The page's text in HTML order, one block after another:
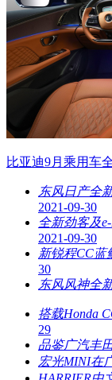
比亚迪9月乘用车
东风日产全
2021-09-30
全新劲客及
2021-09-30
新锐程CC蓝
30
东风风神全
搭载Honda
29
品鉴广汽丰
宏光MINI在